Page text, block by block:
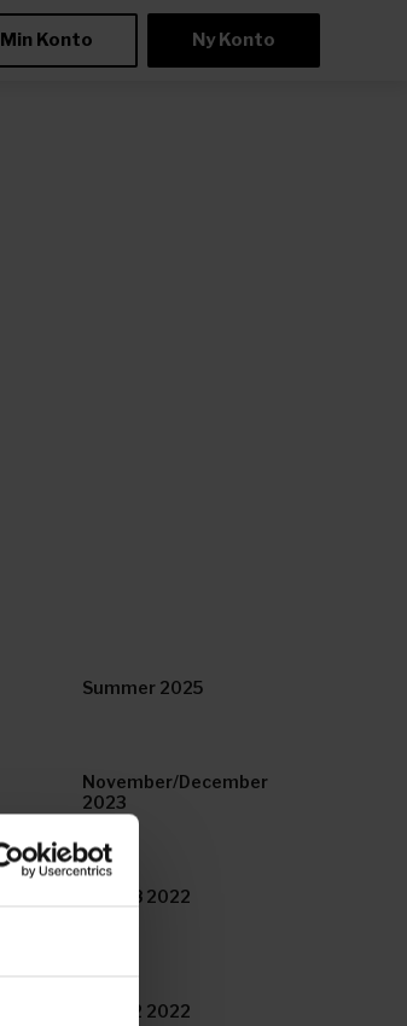
Min Konto Ny Konto
Summer 2025
November/December
2023
Issue 8 2022
Issue 2 2022